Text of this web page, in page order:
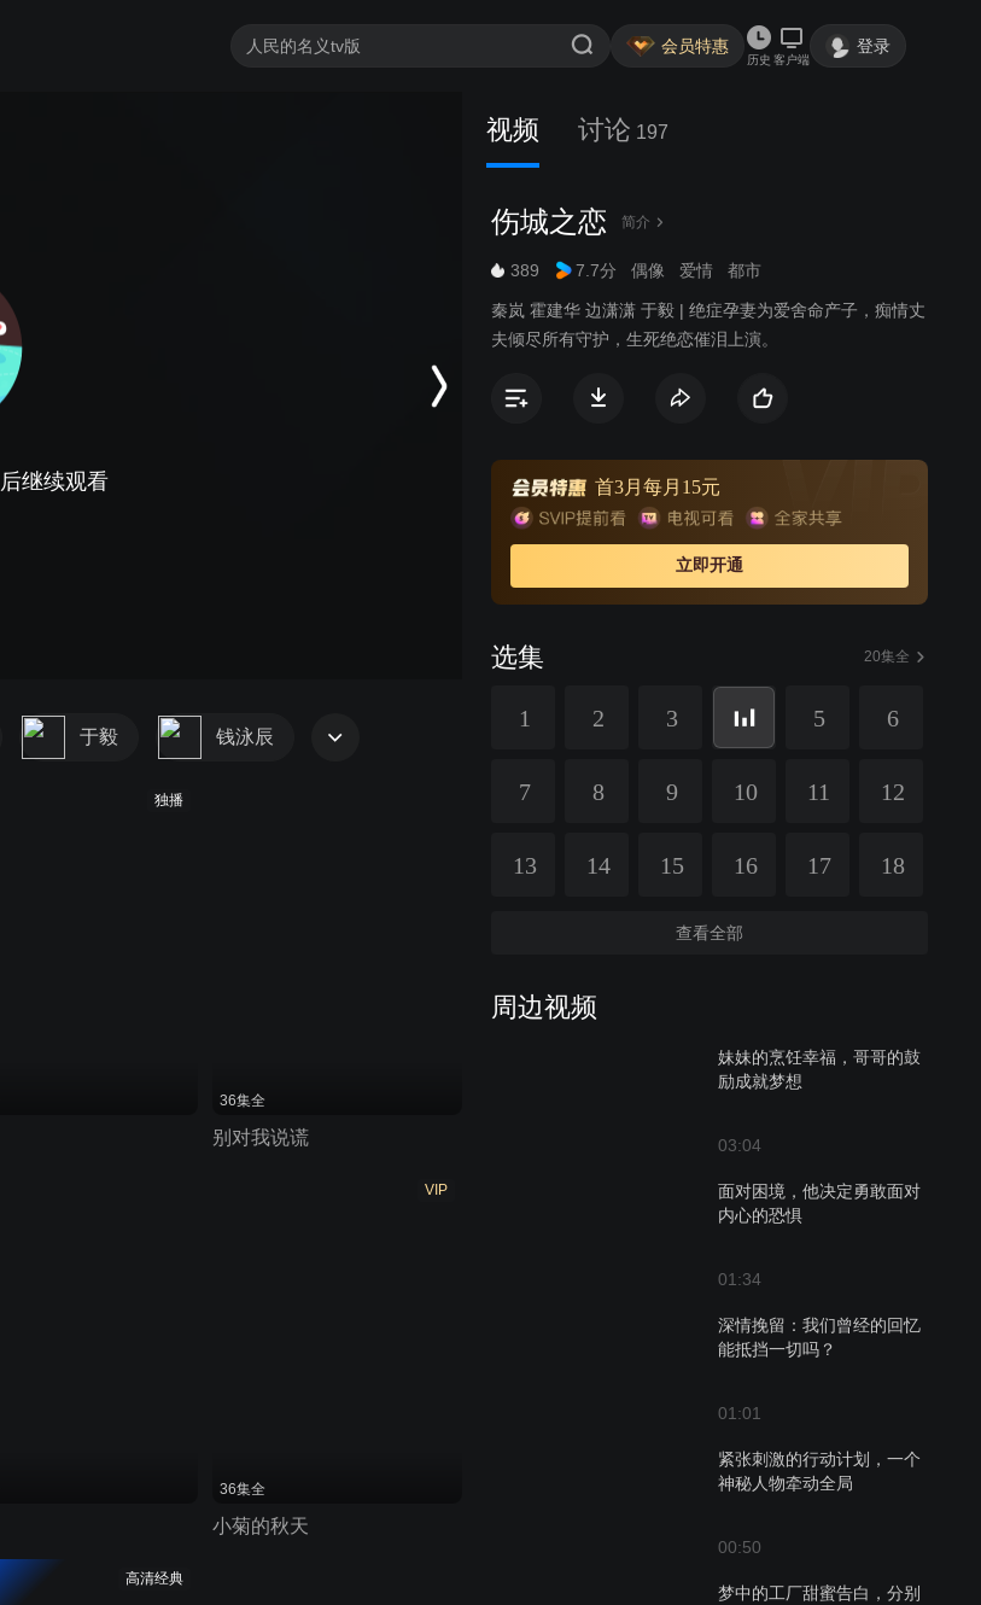
会员特惠
历史 客户端
登录
后继续观看
视频 讨论 197
伤城之恋 简介
389 7.7分 偶像 爱情 都市
秦岚 霍建华 边潇潇 于毅 | 绝症孕妻为爱舍命产子，痴情丈
夫倾尽所有守护，生死绝恋催泪上演。
首3月每月15元
立即开通
选集 20集全
1 2 3 5 6
7 8 9 10 11 12
13 14 15 16 17 18
查看全部
周边视频
妹妹的烹饪幸福，哥哥的鼓
励成就梦想
03:04
面对困境，他决定勇敢面对
内心的恐惧
01:34
深情挽留：我们曾经的回忆
能抵挡一切吗？
01:01
紧张刺激的行动计划，一个
神秘人物牵动全局
00:50
梦中的工厂甜蜜告白，分别
于毅 钱泳辰
独播
36集全
别对我说谎
VIP
36集全
小菊的秋天
高清经典